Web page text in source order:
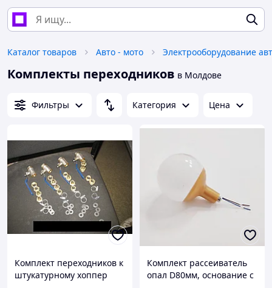
Каталог товаров Авто - мото Электрооборудование
Комплекты переходников в Молдове
Фильтры Категория Цена
Комплект переходников к
штукатурному хоппер
Комплект рассеиватель
опал D80мм, основание с